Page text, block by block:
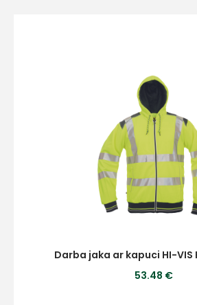
Darba jaka ar kapuci HI-VIS
53.48 €